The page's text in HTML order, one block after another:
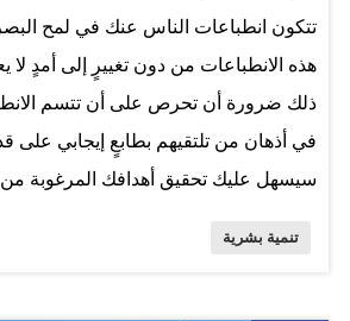
الجسد، بأن تعتمد على الأساسيات
المفيد، بأن…
تتكون انطباعات الناس عنك في لمح البصر
هذه الانطباعات من دون تغييرٍ إلى أمدٍ لا
ذلك ضرورة أن تحرص على أن تتسم
في أذهان من تلتقيهم بطابعٍ إيجابي على
سيسهل عليك تحقيق أهدافك المرغوبة من
تنمية بشرية